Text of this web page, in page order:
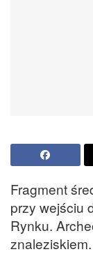
Fragment
przy wejściu
Rynku.
znaleziskiem.